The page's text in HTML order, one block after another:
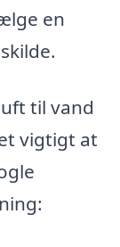
en
til vand
vigtigt at